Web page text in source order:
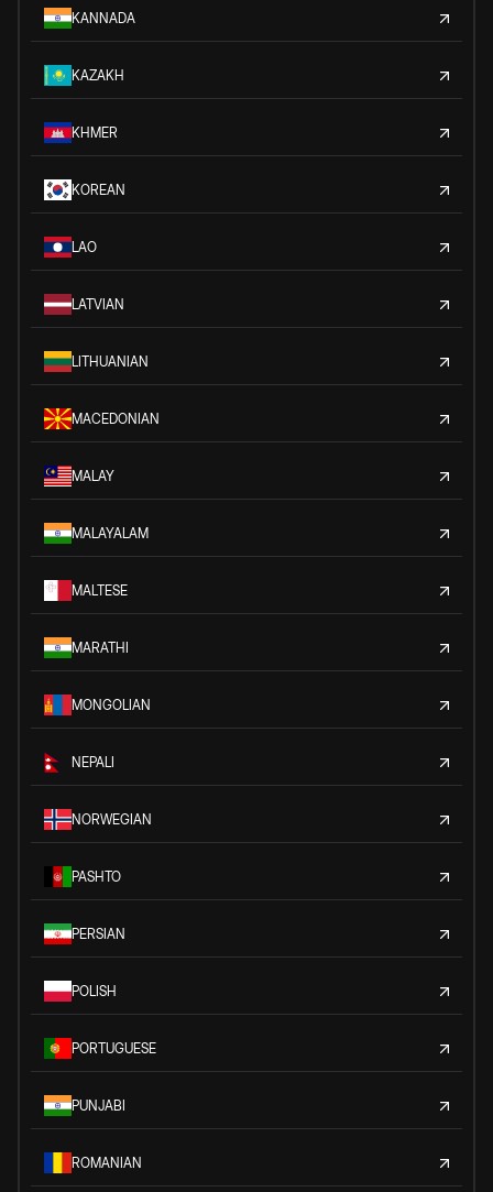
KANNADA
KAZAKH
KHMER
KOREAN
LAO
LATVIAN
LITHUANIAN
MACEDONIAN
MALAY
MALAYALAM
MALTESE
MARATHI
MONGOLIAN
NEPALI
NORWEGIAN
PASHTO
PERSIAN
POLISH
PORTUGUESE
PUNJABI
ROMANIAN